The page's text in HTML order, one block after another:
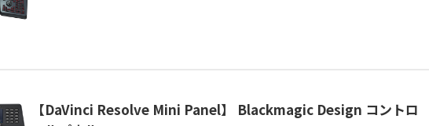
【DaVinci Resolve Mini Panel】 Blackmagic Design コントロ